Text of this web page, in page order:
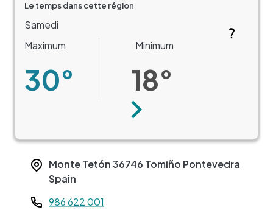
Le temps dans cette région
Samedi
Maximum
30°
Minimum
18°
Suivant
Monte Tetón36746 Tomiño Pontevedra
Spain
Teléfono
986 622 001